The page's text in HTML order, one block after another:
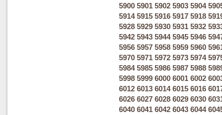
5900 5901 5902 5903 5904
5914 5915 5916 5917 5918
5928 5929 5930 5931 5932
5942 5943 5944 5945 5946
5956 5957 5958 5959 5960
5970 5971 5972 5973 5974
5984 5985 5986 5987 5988
5998 5999 6000 6001 6002
6012 6013 6014 6015 6016
6026 6027 6028 6029 6030
6040 6041 6042 6043 6044